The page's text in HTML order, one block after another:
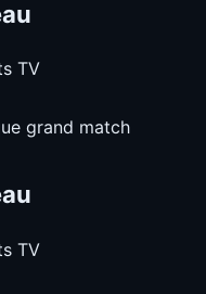
TV
grand match
TV